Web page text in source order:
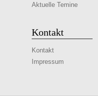
Aktuelle Temine
Kontakt
Kontakt
Impressum